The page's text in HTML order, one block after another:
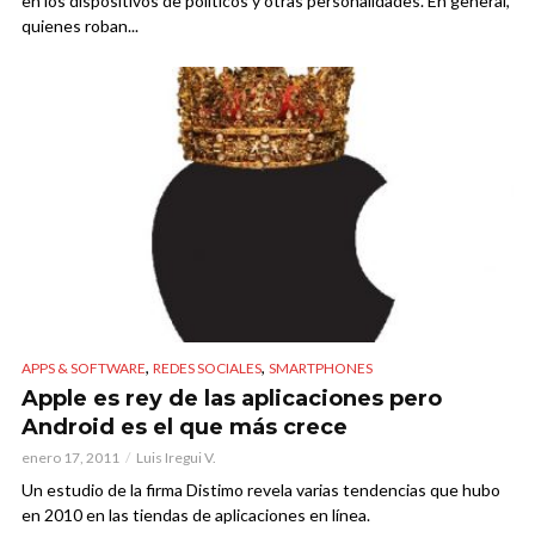
quienes roban...
APPS & SOFTWARE, REDES SOCIALES, SMARTPHONES
Apple es rey de las aplicaciones pero
Android es el que más crece
enero 17, 2011 Luis Iregui V.
Un estudio de la firma Distimo revela varias tendencias que hubo
en 2010 en las tiendas de aplicaciones en línea.